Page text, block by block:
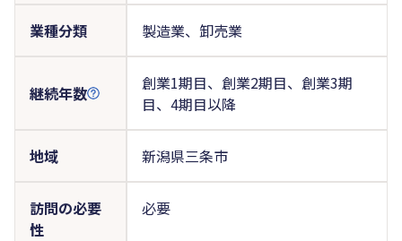
業種分類 製造業、卸売業
継続年数
創業1期目、創業2期目、創業3期
目、4期目以降
地域 新潟県三条市
訪問の必要
性
必要